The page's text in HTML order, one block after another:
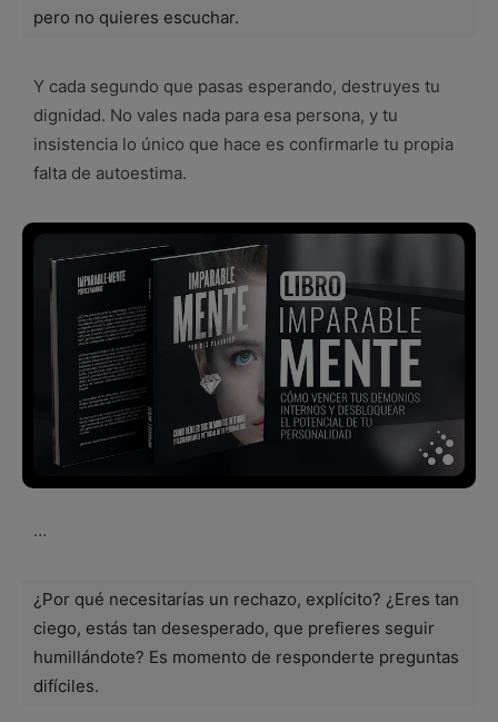
pero no quieres escuchar.
Y cada segundo que pasas esperando, destruyes tu
dignidad. No vales nada para esa persona, y tu
insistencia lo único que hace es confirmarle tu propia
falta de autoestima.
…
¿Por qué necesitarías un rechazo, explícito? ¿Eres tan
ciego, estás tan desesperado, que prefieres seguir
humillándote? Es momento de responderte preguntas
difíciles.